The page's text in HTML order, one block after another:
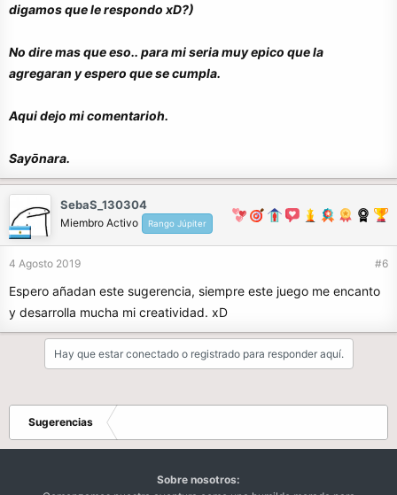
digamos que le respondo xD?)
No dire mas que eso.. para mi seria muy epico que la
agregaran y espero que se cumpla.
Aqui dejo mi comentarioh.
Sayōnara.
SebaS_130304
Miembro Activo Rango Júpiter
4 Agosto 2019 #6
Espero añadan este sugerencia, siempre este juego me encanto
y desarrolla mucha mi creatividad. xD
Hay que estar conectado o registrado para responder aquí.
Sugerencias
Sobre nosotros: